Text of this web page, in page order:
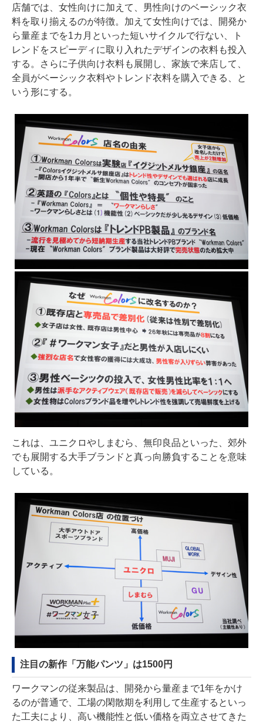
店舗では、女性向けに加えて、男性向けのベーシック衣
料を取り揃えるのが特徴。加えて女性向けでは、開発か
ら量産までを1カ月といった短いサイクルで行ない、ト
レンドをスピーディに取り入れたデザインの衣料も投入
する。さらに子供向け衣料も展開し、家族で来店して、
全員がベーシック衣料やトレンド衣料を購入できる、と
いう形にする。
これは、ユニクロやしまむら、無印良品といった、郊外
でも展開する大手ブランドと真っ向勝負することを意味
している。
注目の新作「万能パンツ」は1500円
ワークマンの従来製品は、開発から量産まで1年をかけ
るのが普通で、工場の閑散期を利用して生産するといっ
た工夫により、高い機能性と低い価格を両立させてきた